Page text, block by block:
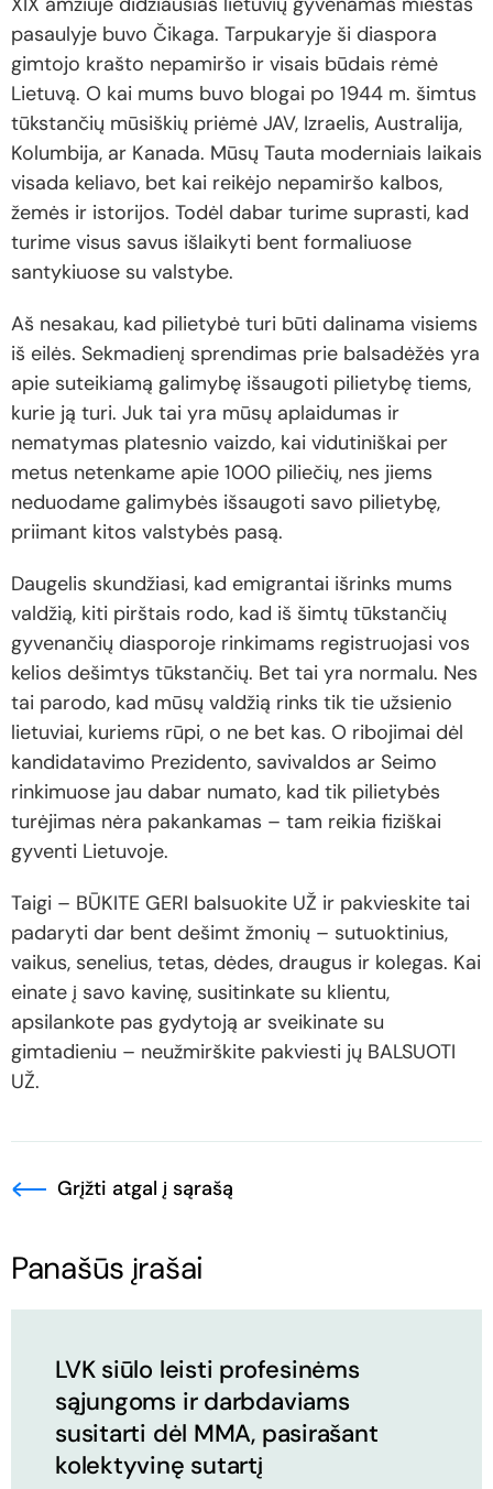
pasaulyje buvo Čikaga. Tarpukaryje ši diaspora
gimtojo krašto nepamiršo ir visais būdais rėmė
Lietuvą. O kai mums buvo blogai po 1944 m. šimtus
tūkstančių mūsiškių priėmė JAV, Izraelis, Australija,
Kolumbija, ar Kanada. Mūsų Tauta moderniais laikais
visada keliavo, bet kai reikėjo nepamiršo kalbos,
žemės ir istorijos. Todėl dabar turime suprasti, kad
turime visus savus išlaikyti bent formaliuose
santykiuose su valstybe.
Aš nesakau, kad pilietybė turi būti dalinama visiems
iš eilės. Sekmadienį sprendimas prie balsadėžės yra
apie suteikiamą galimybę išsaugoti pilietybę tiems,
kurie ją turi. Juk tai yra mūsų aplaidumas ir
nematymas platesnio vaizdo, kai vidutiniškai per
metus netenkame apie 1000 piliečių, nes jiems
neduodame galimybės išsaugoti savo pilietybę,
priimant kitos valstybės pasą.
Daugelis skundžiasi, kad emigrantai išrinks mums
valdžią, kiti pirštais rodo, kad iš šimtų tūkstančių
gyvenančių diasporoje rinkimams registruojasi vos
kelios dešimtys tūkstančių. Bet tai yra normalu. Nes
tai parodo, kad mūsų valdžią rinks tik tie užsienio
lietuviai, kuriems rūpi, o ne bet kas. O ribojimai dėl
kandidatavimo Prezidento, savivaldos ar Seimo
rinkimuose jau dabar numato, kad tik pilietybės
turėjimas nėra pakankamas – tam reikia fiziškai
gyventi Lietuvoje.
Taigi – BŪKITE GERI balsuokite UŽ ir pakvieskite tai
padaryti dar bent dešimt žmonių – sutuoktinius,
vaikus, senelius, tetas, dėdes, draugus ir kolegas. Kai
einate į savo kavinę, susitinkate su klientu,
apsilankote pas gydytoją ar sveikinate su
gimtadieniu – neužmirškite pakviesti jų BALSUOTI
UŽ.
Grįžti atgal į sąrašą
Panašūs įrašai
LVK siūlo leisti profesinėms
sąjungoms ir darbdaviams
susitarti dėl MMA, pasirašant
kolektyvinę sutartį